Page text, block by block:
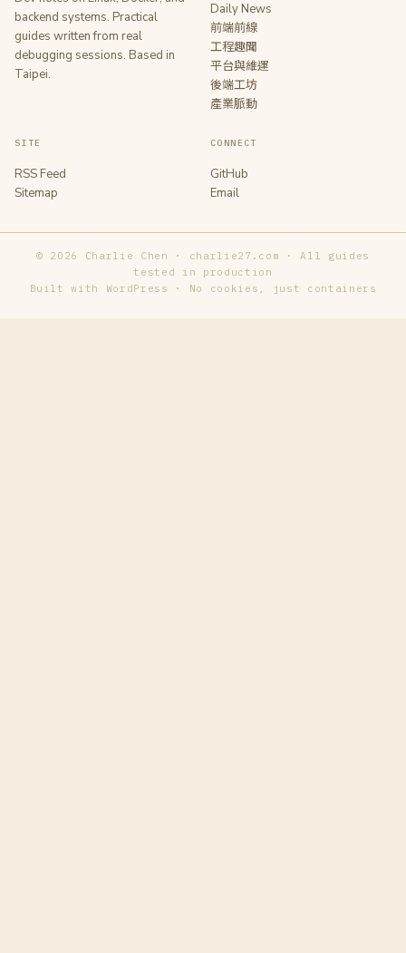
backend systems. Practical
guides written from real
debugging sessions. Based in
Taipei.
Daily News
前端前線
工程趣聞
平台與維運
後端工坊
產業脈動
SITE
RSS Feed
Sitemap
CONNECT
GitHub
Email
© 2026 Charlie Chen · charlie27.com · All guides
tested in production
Built with WordPress · No cookies, just containers